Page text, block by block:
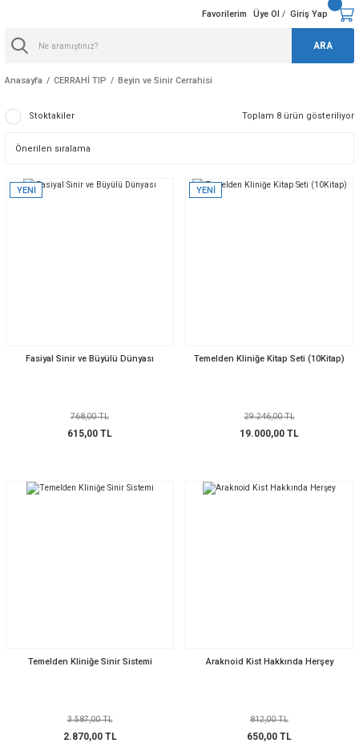
ARA
Favorilerim Üye Ol / Giriş Yap
Anasayfa CERRAHİ TIP Beyin ve Sinir Cerrahisi
Stoktakiler Toplam 8 ürün gösteriliyor
YENİ
Fasiyal Sinir ve Büyülü Dünyası
768,00 TL
615,00 TL
YENİ
Temelden Kliniğe Kitap Seti (10Kitap)
29.246,00 TL
19.000,00 TL
Temelden Kliniğe Sinir Sistemi
3.587,00 TL
2.870,00 TL
Araknoid Kist Hakkında Herşey
812,00 TL
650,00 TL